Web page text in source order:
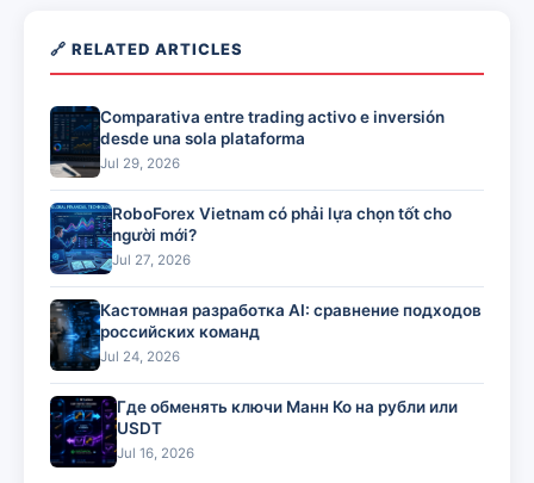
🔗 RELATED ARTICLES
Comparativa entre trading activo e inversión
desde una sola plataforma
Jul 29, 2026
RoboForex Vietnam có phải lựa chọn tốt cho
người mới?
Jul 27, 2026
Кастомная разработка AI: сравнение подходов
российских команд
Jul 24, 2026
Где обменять ключи Манн Ко на рубли или
USDT
Jul 16, 2026